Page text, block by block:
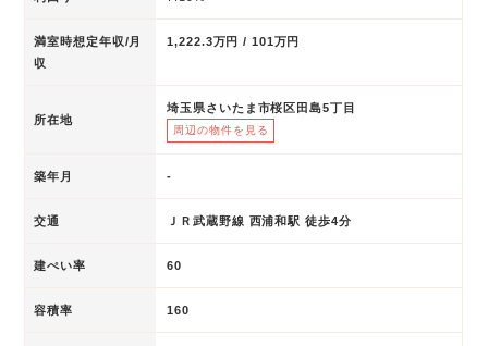
満室時想定年収/月
収
1,222.3万円 / 101万円
所在地
埼玉県さいたま市桜区田島5丁目
周辺の物件を見る
築年月 -
交通 ＪＲ武蔵野線 西浦和駅 徒歩4分
建ぺい率 60
容積率 160